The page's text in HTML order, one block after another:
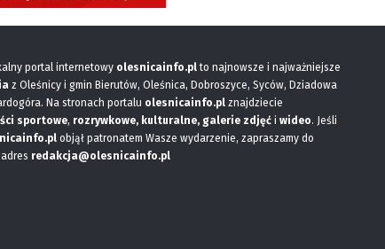
portal internetowy olesnicainfo.plto najnowsze i najważniejsze
z Oleśnicy i gmin Bierutów, Oleśnica, Dobroszyce, Syców, Dziadowa
Na stronach portalu olesnicainfo.pl znajdziecie
sportowe, rozrywkowe, kulturalne, galerie zdjęć i wideo. Jeśli
objął patronatem Wasze wydarzenie, zapraszamy do
redakcja@olesnicainfo.pl